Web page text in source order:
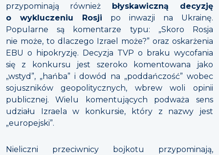
przypominają również błyskawiczną decyzję
o wykluczeniu Rosji po inwazji na Ukrainę.
Popularne są komentarze typu: „Skoro Rosja
nie może, to dlaczego Izrael może?” oraz oskarżenia
EBU o hipokryzję. Decyzja TVP o braku wycofania
się z konkursu jest szeroko komentowana jako
„wstyd”, „hańba” i dowód na „poddańczość” wobec
sojuszników geopolitycznych, wbrew woli opinii
publicznej. Wielu komentujących podważa sens
udziału Izraela w konkursie, który z nazwy jest
„europejski”.
Nieliczni przeciwnicy bojkotu przypominają,